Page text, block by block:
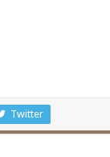
Twitter